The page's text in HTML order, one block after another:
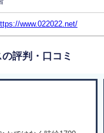
www.022022.net/
評判・口コミ